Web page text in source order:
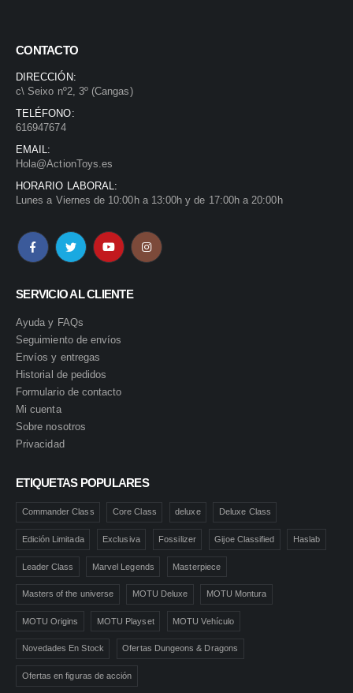
CONTACTO
DIRECCIÓN:
c\ Seixo nº2, 3º (Cangas)
TELÉFONO:
616947674
EMAIL:
Hola@ActionToys.es
HORARIO LABORAL:
Lunes a Viernes de 10:00h a 13:00h y de 17:00h a 20:00h
SERVICIO AL CLIENTE
Ayuda y FAQs
Seguimiento de envíos
Envíos y entregas
Historial de pedidos
Formulario de contacto
Mi cuenta
Sobre nosotros
Privacidad
ETIQUETAS POPULARES
Commander Class Core Class deluxe Deluxe Class
Edición Limitada Exclusiva Fossilizer Gijoe Classified Haslab
Leader Class Marvel Legends Masterpiece
Masters of the universe MOTU Deluxe MOTU Montura
MOTU Origins MOTU Playset MOTU Vehículo
Novedades En Stock Ofertas Dungeons & Dragons
Ofertas en figuras de acción